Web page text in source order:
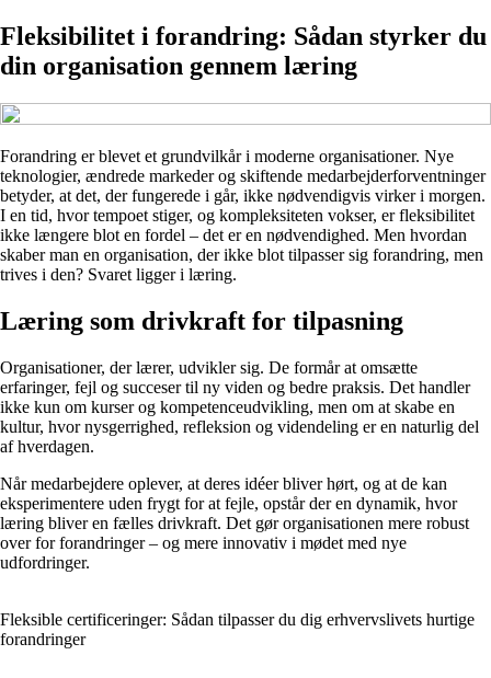
Fleksibilitet i forandring: Sådan styrker du
din organisation gennem læring
Forandring er blevet et grundvilkår i moderne organisationer. Nye
teknologier, ændrede markeder og skiftende medarbejderforventninger
betyder, at det, der fungerede i går, ikke nødvendigvis virker i morgen.
I en tid, hvor tempoet stiger, og kompleksiteten vokser, er fleksibilitet
ikke længere blot en fordel – det er en nødvendighed. Men hvordan
skaber man en organisation, der ikke blot tilpasser sig forandring, men
trives i den? Svaret ligger i læring.
Læring som drivkraft for tilpasning
Organisationer, der lærer, udvikler sig. De formår at omsætte
erfaringer, fejl og succeser til ny viden og bedre praksis. Det handler
ikke kun om kurser og kompetenceudvikling, men om at skabe en
kultur, hvor nysgerrighed, refleksion og videndeling er en naturlig del
af hverdagen.
Når medarbejdere oplever, at deres idéer bliver hørt, og at de kan
eksperimentere uden frygt for at fejle, opstår der en dynamik, hvor
læring bliver en fælles drivkraft. Det gør organisationen mere robust
over for forandringer – og mere innovativ i mødet med nye
udfordringer.
Fleksible certificeringer: Sådan tilpasser du dig erhvervslivets hurtige
forandringer